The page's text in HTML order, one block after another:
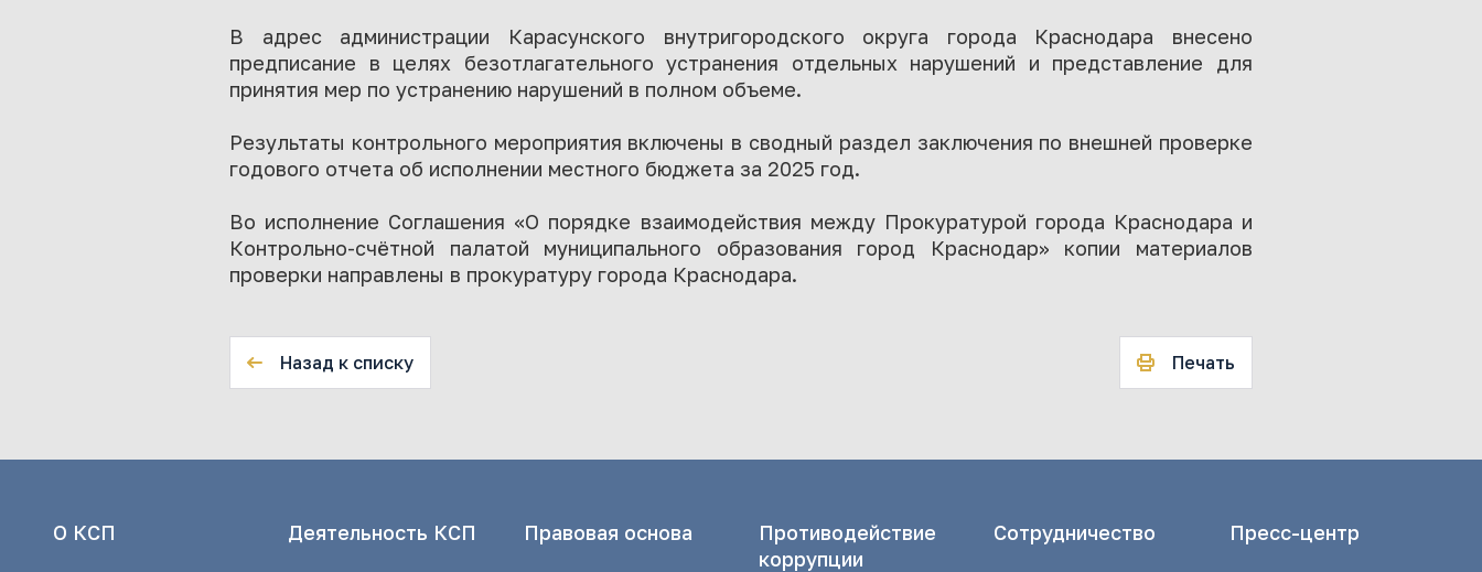
В адрес администрации Карасунского внутригородского округа города Краснодара внесено
предписание в целях безотлагательного устранения отдельных нарушений и представление для
принятия мер по устранению нарушений в полном объеме.
Результаты контрольного мероприятия включены в сводный раздел заключения по внешней проверке
годового отчета об исполнении местного бюджета за 2025 год.
Во исполнение Соглашения «О порядке взаимодействия между Прокуратурой города Краснодара и
Контрольно-счётной палатой муниципального образования город Краснодар» копии материалов
проверки направлены в прокуратуру города Краснодара.
Назад к списку Печать
О КСП Деятельность КСП Правовая основа
Противодействие
коррупции
Сотрудничество Пресс-центр